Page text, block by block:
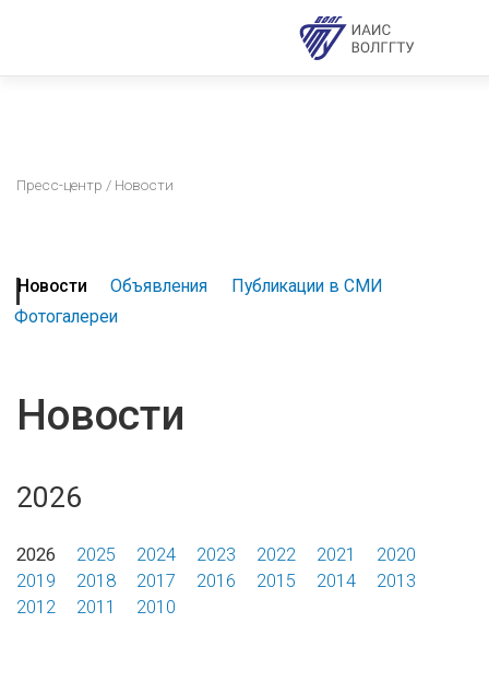
Пресс-центр / Новости
Новости Объявления
Публикации в СМИ
Фотогалереи
Новости
2026
2026 2025 2024 2023 2022 2021
2020
2019
2018 2017 2016 2015 2014
2013
2012
2011 2010